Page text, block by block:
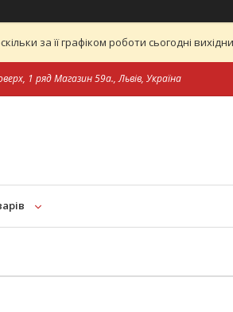
за її графіком роботи сьогодні
1 ряд Магазин 59а., Львів, Україна